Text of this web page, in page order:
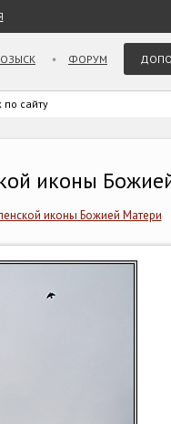
ФОРУМ
иконы
иконы Божией Матери